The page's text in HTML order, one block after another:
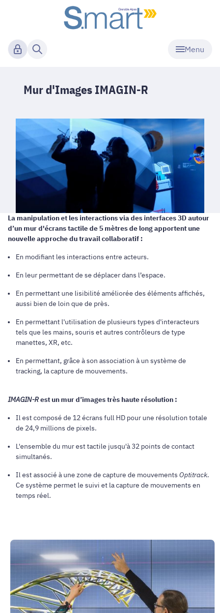
Menu
Mur d'Images IMAGIN-R
La manipulation et les interactions via des interfaces 3D autour
d’un mur d'écrans tactile de 5 mètres de long apportent une
nouvelle approche du travail collaboratif :
En modifiant les interactions entre acteurs.
En leur permettant de se déplacer dans l’espace.
En permettant une lisibilité améliorée des éléments affichés,
aussi bien de loin que de près.
En permettant l'utilisation de plusieurs types d'interacteurs
tels que les mains, souris et autres contrôleurs de type
manettes, XR, etc.
En permettant, grâce à son association à un système de
tracking, la capture de mouvements.
IMAGIN-Rest un mur d’images très haute résolution :
Il est composé de 12 écrans full HD pour une résolution totale
de 24,9 millions de pixels.
L'ensemble du mur est tactile jusqu'à 32 points de contact
simultanés.
Il est associé à une zone de capture de mouvements Optitrack.
Ce système permet le suivi et la capture de mouvements en
temps réel.